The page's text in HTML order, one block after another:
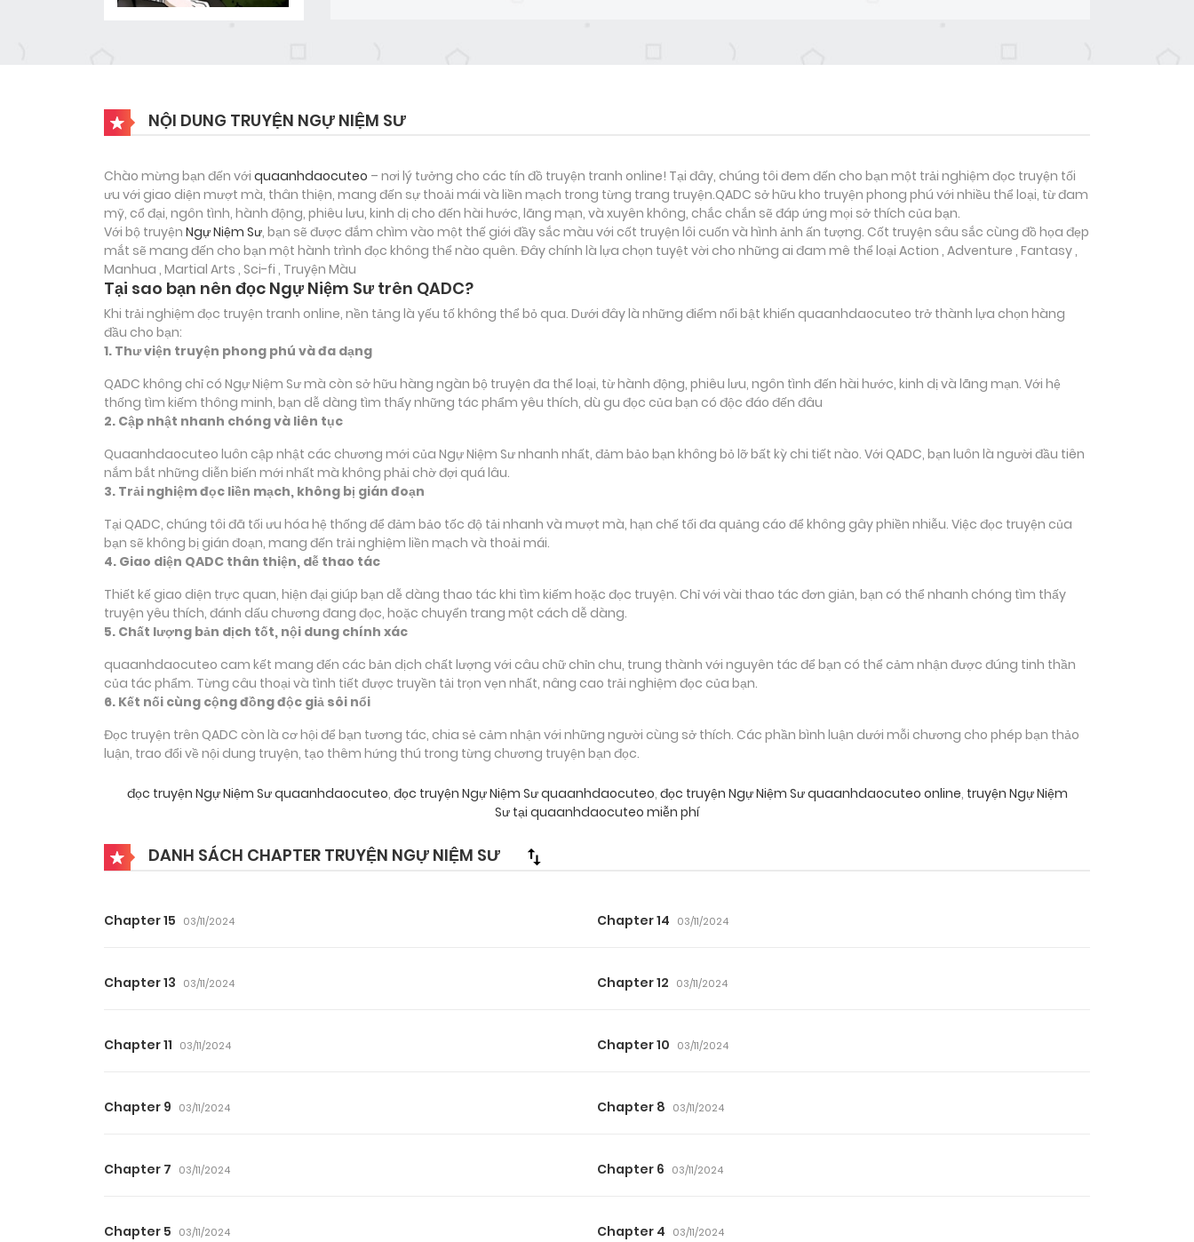
NỘI DUNG TRUYỆN NGỰ NIỆM SƯ
Chào mừng bạn đến với quaanhdaocuteo – nơi lý tưởng cho các tín đồ truyện tranh online! Tại đây, chúng tôi đem đến cho bạn một trải nghiệm đọc truyện tối
ưu với giao diện mượt mà, thân thiện, mang đến sự thoải mái và liền mạch trong từng trang truyện.QADC sở hữu kho truyện phong phú với nhiều thể loại, từ đam
mỹ, cổ đại, ngôn tình, hành động, phiêu lưu, kinh dị cho đến hài hước, lãng mạn, và xuyên không, chắc chắn sẽ đáp ứng mọi sở thích của bạn.
Với bộ truyện Ngự Niệm Sư, bạn sẽ được đắm chìm vào một thế giới đầy sắc màu với cốt truyện lôi cuốn và hình ảnh ấn tượng. Cốt truyện sâu sắc cùng đồ họa đẹp
mắt sẽ mang đến cho bạn một hành trình đọc không thể nào quên. Đây chính là lựa chọn tuyệt vời cho những ai đam mê thể loại Action , Adventure , Fantasy ,
Manhua , Martial Arts , Sci-fi , Truyện Màu
Tại sao bạn nên đọc Ngự Niệm Sư trên QADC?
Khi trải nghiệm đọc truyện tranh online, nền tảng là yếu tố không thể bỏ qua. Dưới đây là những điểm nổi bật khiến quaanhdaocuteo trở thành lựa chọn hàng
đầu cho bạn:
1. Thư viện truyện phong phú và đa dạng
QADC không chỉ có Ngự Niệm Sư mà còn sở hữu hàng ngàn bộ truyện đa thể loại, từ hành động, phiêu lưu, ngôn tình đến hài hước, kinh dị và lãng mạn. Với hệ
thống tìm kiếm thông minh, bạn dễ dàng tìm thấy những tác phẩm yêu thích, dù gu đọc của bạn có độc đáo đến đâu
2. Cập nhật nhanh chóng và liên tục
Quaanhdaocuteo luôn cập nhật các chương mới của Ngự Niệm Sư nhanh nhất, đảm bảo bạn không bỏ lỡ bất kỳ chi tiết nào. Với QADC, bạn luôn là người đầu tiên
nắm bắt những diễn biến mới nhất mà không phải chờ đợi quá lâu.
3. Trải nghiệm đọc liền mạch, không bị gián đoạn
Tại QADC, chúng tôi đã tối ưu hóa hệ thống để đảm bảo tốc độ tải nhanh và mượt mà, hạn chế tối đa quảng cáo để không gây phiền nhiễu. Việc đọc truyện của
bạn sẽ không bị gián đoạn, mang đến trải nghiệm liền mạch và thoải mái.
4. Giao diện QADC thân thiện, dễ thao tác
Thiết kế giao diện trực quan, hiện đại giúp bạn dễ dàng thao tác khi tìm kiếm hoặc đọc truyện. Chỉ với vài thao tác đơn giản, bạn có thể nhanh chóng tìm thấy
truyện yêu thích, đánh dấu chương đang đọc, hoặc chuyển trang một cách dễ dàng.
5. Chất lượng bản dịch tốt, nội dung chính xác
quaanhdaocuteo cam kết mang đến các bản dịch chất lượng với câu chữ chỉn chu, trung thành với nguyên tác để bạn có thể cảm nhận được đúng tinh thần
của tác phẩm. Từng câu thoại và tình tiết được truyền tải trọn vẹn nhất, nâng cao trải nghiệm đọc của bạn.
6. Kết nối cùng cộng đồng độc giả sôi nổi
Đọc truyện trên QADC còn là cơ hội để bạn tương tác, chia sẻ cảm nhận với những người cùng sở thích. Các phần bình luận dưới mỗi chương cho phép bạn thảo
luận, trao đổi về nội dung truyện, tạo thêm hứng thú trong từng chương truyện bạn đọc.
đọc truyện Ngự Niệm Sư quaanhdaocuteo, đọc truyện Ngự Niệm Sư quaanhdaocuteo, đọc truyện Ngự Niệm Sư quaanhdaocuteo online, truyện Ngự Niệm
Sư tại quaanhdaocuteo miễn phí
DANH SÁCH CHAPTER TRUYỆN NGỰ NIỆM SƯ
Chapter 15 03/11/2024 Chapter 14 03/11/2024
Chapter 13 03/11/2024 Chapter 12 03/11/2024
Chapter 11 03/11/2024 Chapter 10 03/11/2024
Chapter 9 03/11/2024 Chapter 8 03/11/2024
Chapter 7 03/11/2024 Chapter 6 03/11/2024
Chapter 5 03/11/2024 Chapter 4 03/11/2024